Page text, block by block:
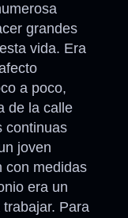
grandes
vida. Era
a poco,
de la calle
continuas
joven
con medidas
era un
Para